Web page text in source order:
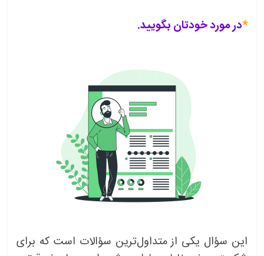
*در مورد خودتان بگویید.
این سؤال یکی از متداول‌ترین سؤالات است که برای